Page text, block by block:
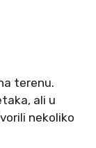
terenu.
ali u
nekoliko